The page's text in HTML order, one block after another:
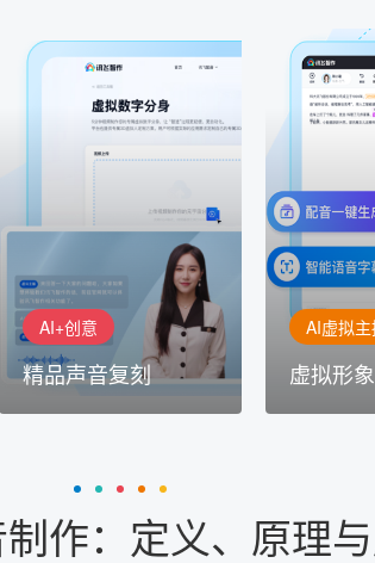
AI+创意
精品声音复刻
AI+创意
精品声音复刻
AI+创意：AIGC 能力集中展
示窗口，体验 AIGC 给生活
AI虚拟
虚拟形
虚拟形象
讯飞智作：
作者高效生
作：定义、原理